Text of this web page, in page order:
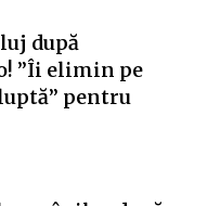
după
”Îi elimin pe
pentru